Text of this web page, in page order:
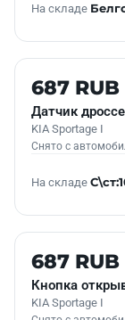
На складе
Б/У В НАЛИЧИИ
687 RUB
Датчик
KIA Sportage I
Снято с
На складе
Б/У В НАЛИЧИИ
687 RUB
Кнопка
KIA Sportage I